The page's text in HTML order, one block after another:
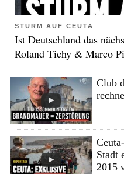
STURM AUF CEUTA
Ist Deutschland das
Roland Tichy & Marco
Club
Stadt
2015